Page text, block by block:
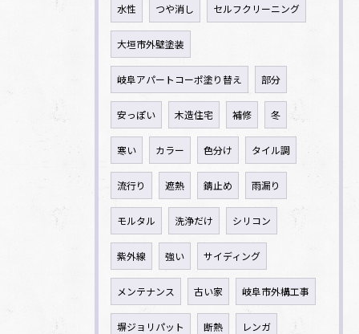
水性 つや消し セルフクリーニング
大垣市外壁塗装
岐阜アパートコーポ塗り替え 部分
安っぽい 木造住宅 補修 冬
寒い カラー 色分け タイル調
流行り 遮熱 錆止め 雨漏り
モルタル 洗浄だけ シリコン
紫外線 強い サイディング
メンテナンス 古い家 岐阜市外構工事
塀ジョリパット 断熱 レンガ